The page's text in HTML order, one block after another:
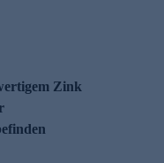
des
oxidativem Stress zu
und Fettsäure-
Zink